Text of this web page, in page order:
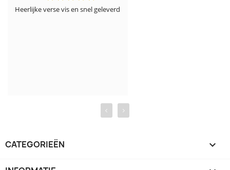
Heerlijke verse vis en snel geleverd
‹ ›
CATEGORIEËN 